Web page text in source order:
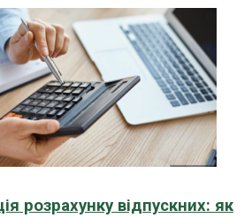
розрахунку відпускних: як